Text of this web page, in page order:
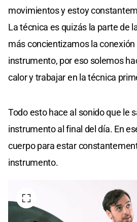
movimientos y estoy
La técnica es quizás la parte de
más concientizamos la conexión
instrumento, por eso solemos
calor y trabajar en la técnica
Todo esto hace al sonido que le
instrumento al final del día. En
cuerpo para estar
instrumento.